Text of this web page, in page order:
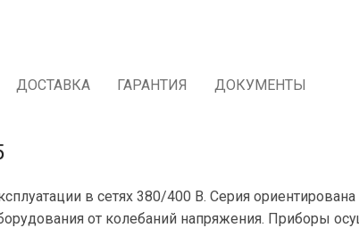
ДОСТАВКА ГАРАНТИЯ ДОКУМЕНТЫ
в сетях 380/400 В. Серия
от колебаний напряжения. Приборы